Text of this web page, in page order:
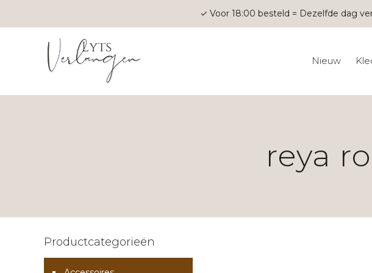
✓ Voor 18:00 besteld = Dezelfde dag
Nieuw
reya
Productcategorieën